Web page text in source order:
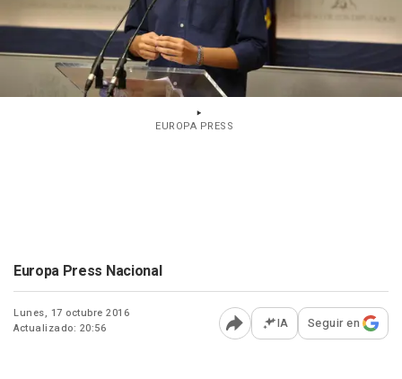
EUROPA PRESS
Europa Press Nacional
Lunes, 17 octubre 2016
Actualizado: 20:56
Abrir opciones para
IA Seguir en